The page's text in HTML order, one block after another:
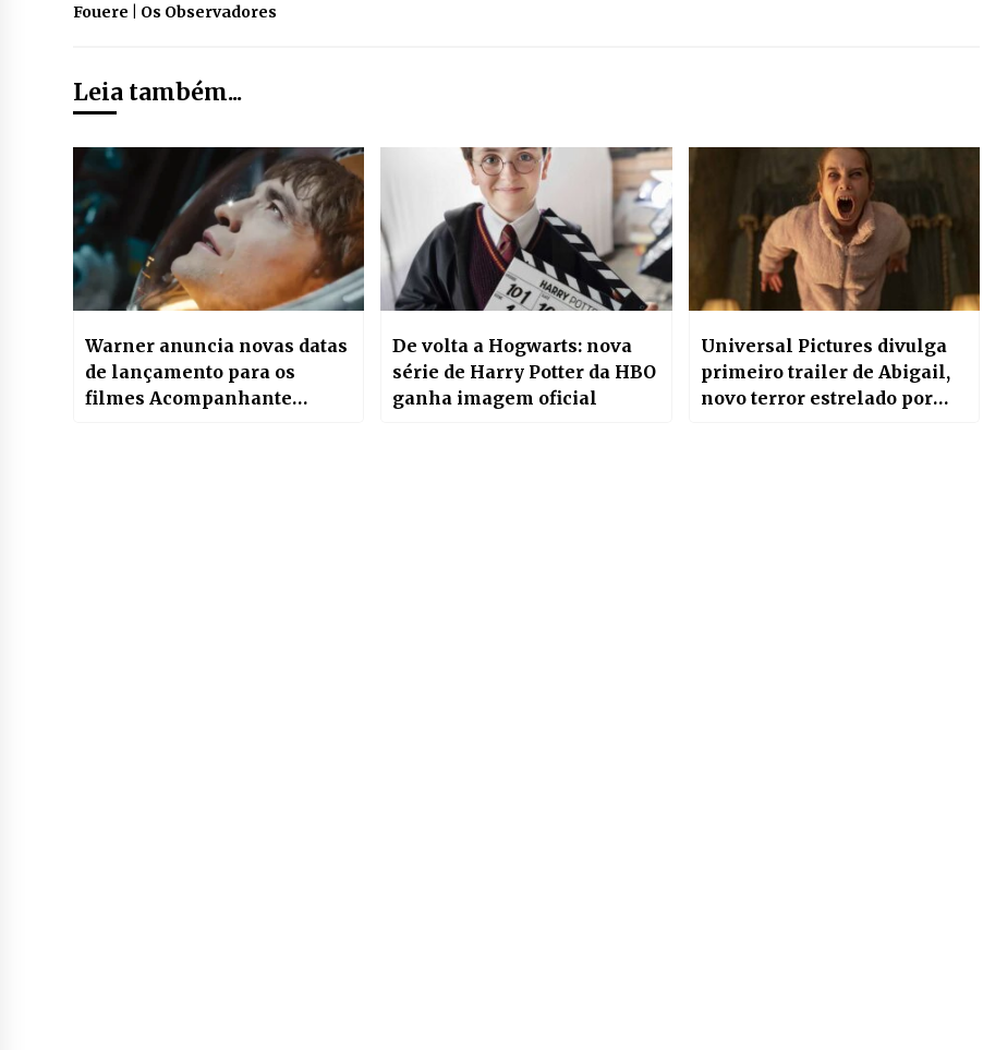
Fouere | Os Observadores
Leia também...
Warner anuncia novas datas
de lançamento para os
filmes Acompanhante
De volta a Hogwarts: nova
série de Harry Potter da HBO
ganha imagem oficial
Universal Pictures divulga
primeiro trailer de Abigail,
novo terror estrelado por